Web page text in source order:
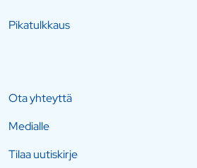
Pikatulkkaus
Ota yhteyttä
Medialle
Tilaa uutiskirje